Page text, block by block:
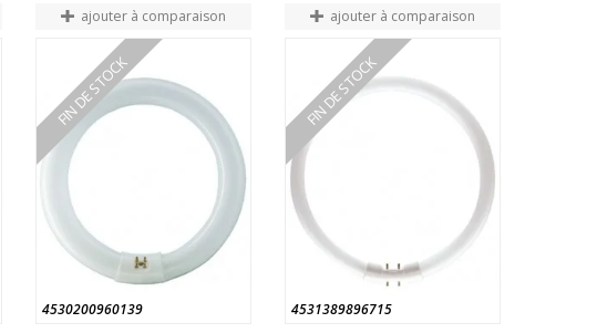
ajouter à comparaison
4530200960139
FIN DE STOCK
ajouter à comparaison
4531389896715
FIN DE STOCK